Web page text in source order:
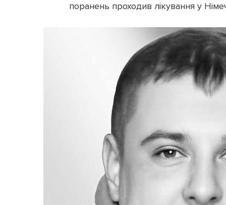
поранень проходив лікування у